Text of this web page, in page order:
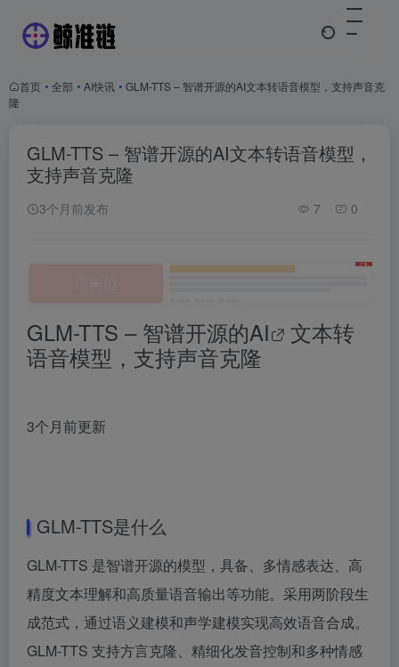
首页 • 全部 • AI快讯 • GLM-TTS – 智谱开源的AI文本转语音模型，支持声音克
隆
GLM-TTS – 智谱开源的AI文本转语音模型，
支持声音克隆
3个月前发布 7 0
GLM-TTS – 智谱开源的AI
文本转
语音模型，支持声音克隆
3个月前更新
GLM-TTS是什么
GLM-TTS 是智谱开源的模型，具备、多情感表达、高
精度文本理解和高质量语音输出等功能。采用两阶段生
成范式，通过语义建模和声学建模实现高效语音合成。
GLM-TTS 支持方言克隆、精细化发音控制和多种情感